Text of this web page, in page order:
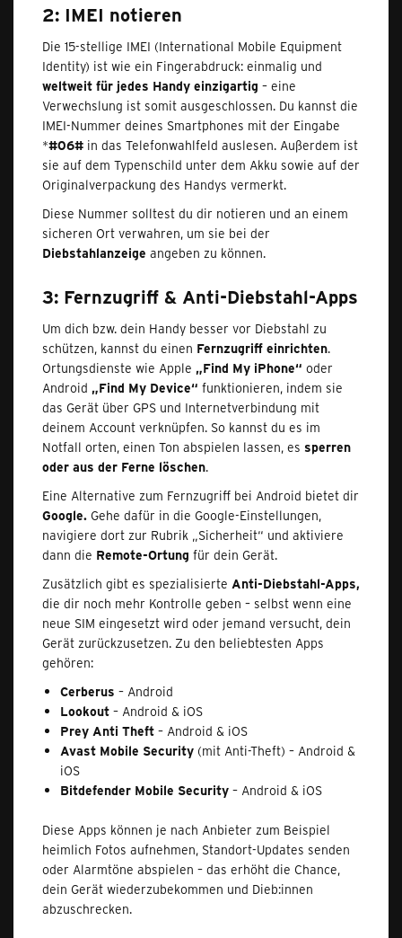
2: IMEI notieren
Die 15-stellige IMEI (International Mobile Equipment
Identity) ist wie ein Fingerabdruck: einmalig und
weltweit für jedes Handy einzigartig – eine
Verwechslung ist somit ausgeschlossen. Du kannst die
IMEI-Nummer deines Smartphones mit der Eingabe
*#06# in das Telefonwahlfeld auslesen. Außerdem ist
sie auf dem Typenschild unter dem Akku sowie auf der
Originalverpackung des Handys vermerkt.
Diese Nummer solltest du dir notieren und an einem
sicheren Ort verwahren, um sie bei der
Diebstahlanzeige angeben zu können.
3: Fernzugriff & Anti-Diebstahl-Apps
Um dich bzw. dein Handy besser vor Diebstahl zu
schützen, kannst du einen Fernzugriff einrichten.
Ortungsdienste wie Apple „Find My iPhone“ oder
Android „Find My Device“ funktionieren, indem sie
das Gerät über GPS und Internetverbindung mit
deinem Account verknüpfen. So kannst du es im
Notfall orten, einen Ton abspielen lassen, es sperren
oder aus der Ferne löschen.
Eine Alternative zum Fernzugriff bei Android bietet dir
Google. Gehe dafür in die Google-Einstellungen,
navigiere dort zur Rubrik „Sicherheit“ und aktiviere
dann die Remote-Ortung für dein Gerät.
Zusätzlich gibt es spezialisierte Anti‑Diebstahl‑Apps,
die dir noch mehr Kontrolle geben – selbst wenn eine
neue SIM eingesetzt wird oder jemand versucht, dein
Gerät zurückzusetzen. Zu den beliebtesten Apps
gehören:
Cerberus – Android
Lookout – Android & iOS
Prey Anti Theft – Android & iOS
Avast Mobile Security (mit Anti‑Theft) – Android &
iOS
Bitdefender Mobile Security – Android & iOS
Diese Apps können je nach Anbieter zum Beispiel
heimlich Fotos aufnehmen, Standort‑Updates senden
oder Alarmtöne abspielen – das erhöht die Chance,
dein Gerät wiederzubekommen und Dieb:innen
abzuschrecken.